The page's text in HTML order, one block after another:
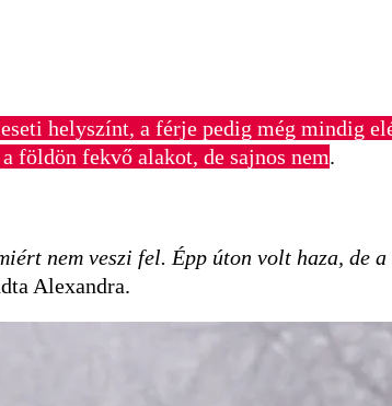
helyszínt, a férje pedig még mindig
földön fekvő alakot, de sajnos nem.
nem veszi fel. Épp úton volt haza, de
Alexandra.